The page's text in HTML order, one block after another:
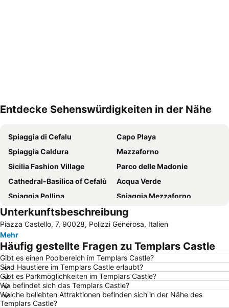
Entdecke Sehenswürdigkeiten in der Nähe
Spiaggia di Cefalu
Capo Playa
Spiaggia Caldura
Mazzaforno
Sicilia Fashion Village
Parco delle Madonie
Cathedral-Basilica of Cefalù
Acqua Verde
Spiaggia Pollina
Spiaggia Mezzaforno
Eremo di Santa Rosalia
Osterio Magno
Lago di Pergusa
Marina di Caronia
Unterkunftsbeschreibung
Piazza Castello, 7, 90028, Polizzi Generosa, Italien
Mehr
Häufig gestellte Fragen zu Templars Castle
Gibt es einen Poolbereich im Templars Castle?
Sind Haustiere im Templars Castle erlaubt?
Gibt es Parkmöglichkeiten im Templars Castle?
Wo befindet sich das Templars Castle?
Welche beliebten Attraktionen befinden sich in der Nähe des
Templars Castle?